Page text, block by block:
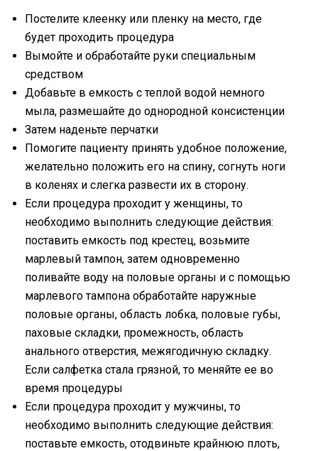
Постелите клеенку или пленку на место, где
будет проходить процедура
Вымойте и обработайте руки специальным
средством
Добавьте в емкость с теплой водой немного
мыла, размешайте до однородной консистенции
Затем наденьте перчатки
Помогите пациенту принять удобное положение,
желательно положить его на спину, согнуть ноги
в коленях и слегка развести их в сторону.
Если процедура проходит у женщины, то
необходимо выполнить следующие действия:
поставить емкость под крестец, возьмите
марлевый тампон, затем одновременно
поливайте воду на половые органы и с помощью
марлевого тампона обработайте наружные
половые органы, область лобка, половые губы,
паховые складки, промежность, область
анального отверстия, межягодичную складку.
Если салфетка стала грязной, то меняйте ее во
время процедуры
Если процедура проходит у мужчины, то
необходимо выполнить следующие действия:
поставьте емкость, отодвиньте крайнюю плоть,